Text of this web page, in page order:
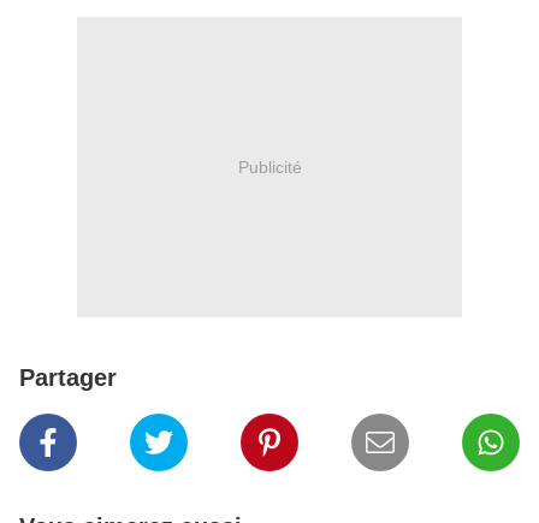
Publicité
Partager